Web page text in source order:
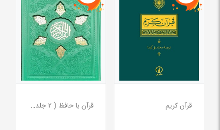
قرآن کریم قرآن با حافظ ( 2 جلدی )